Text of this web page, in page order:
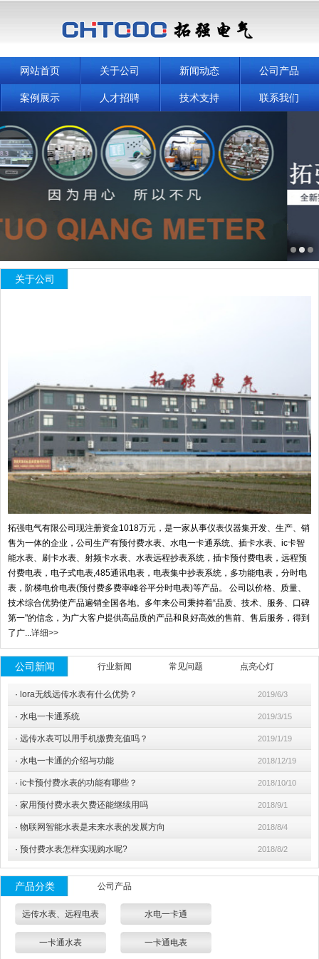
网站首页 关于公司 新闻动态 公司产品
案例展示 人才招聘 技术支持 联系我们
关于公司
拓强电气有限公司现注册资金1018万元，是一家从事仪表仪器集开发、生产、销
售为一体的企业，公司生产有预付费水表、水电一卡通系统、插卡水表、ic卡智
能水表、刷卡水表、射频卡水表、水表远程抄表系统，插卡预付费电表，远程预
付费电表，电子式电表,485通讯电表，电表集中抄表系统，多功能电表，分时电
表，阶梯电价电表(预付费多费率峰谷平分时电表)等产品。 公司以价格、质量、
技术综合优势使产品遍销全国各地。多年来公司秉持着“品质、技术、服务、口碑
第一"的信念，为广大客户提供高品质的产品和良好高效的售前、售后服务，得到
了广... 详细>>
公司新闻 行业新闻 常见问题 点亮心灯
· lora无线远传水表有什么优势？ 2019/6/3
· 水电一卡通系统 2019/3/15
· 远传水表可以用手机缴费充值吗？ 2019/1/19
· 水电一卡通的介绍与功能 2018/12/19
· ic卡预付费水表的功能有哪些？ 2018/10/10
· 家用预付费水表欠费还能继续用吗 2018/9/1
· 物联网智能水表是未来水表的发展方向 2018/8/4
· 预付费水表怎样实现购水呢? 2018/8/2
产品分类 公司产品
远传水表、远程电表 水电一卡通
一卡通水表 一卡通电表